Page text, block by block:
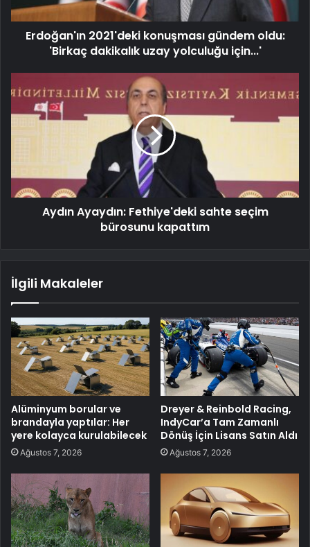
Erdoğan'ın 2021'deki konuşması gündem oldu:
'Birkaç dakikalık uzay yolculuğu için...'
Aydın Ayaydın: Fethiye'deki sahte seçim
bürosunu kapattım
İlgili Makaleler
Alüminyum borular ve
brandayla yaptılar: Her
yere kolayca kurulabilecek
Ağustos 7, 2026
Dreyer & Reinbold Racing,
IndyCar’a Tam Zamanlı
Dönüş İçin Lisans Satın Aldı
Ağustos 7, 2026